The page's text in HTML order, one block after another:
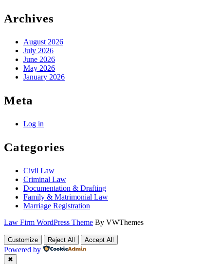
Archives
August 2026
July 2026
June 2026
May 2026
January 2026
Meta
Log in
Categories
Civil Law
Criminal Law
Documentation & Drafting
Family & Matrimonial Law
Marriage Registration
Law Firm WordPress Theme By VWThemes
Scroll
Up
Customize Reject All Accept All
Powered by
✖